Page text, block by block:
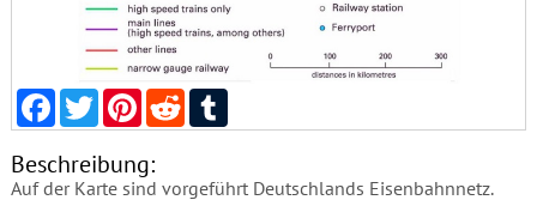
Facebook
TwitterPinterest
RedditTumblr
Beschreibung:
Auf der Karte sind vorgeführt Deutschlands Eisenbahnnetz.